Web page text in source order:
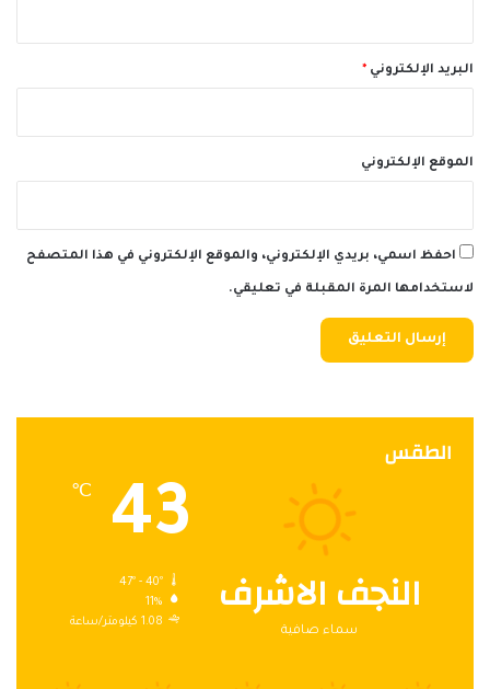
البريد الإلكتروني *
الموقع الإلكتروني
احفظ اسمي، بريدي الإلكتروني، والموقع الإلكتروني في هذا المتصفح
لاستخدامها المرة المقبلة في تعليقي.
الطقس
النجف الاشرف
سماء صافية
43
℃
47º - 40º
11%
1.08 كيلومتر/ساعة